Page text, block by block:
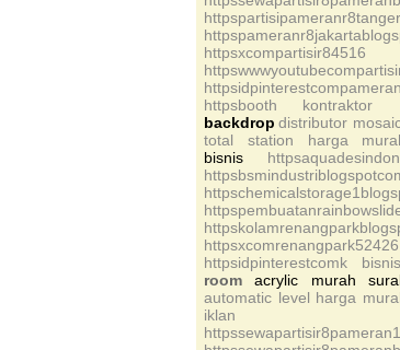
httpsxcompartisir84516
httpsbooth
kontraktor
backdrop distributor
total station harga
bisnis
httpsxcomrenangpark52426
httpsidpinterestcomk
room
acrylic murah
automatic level harga
iklan